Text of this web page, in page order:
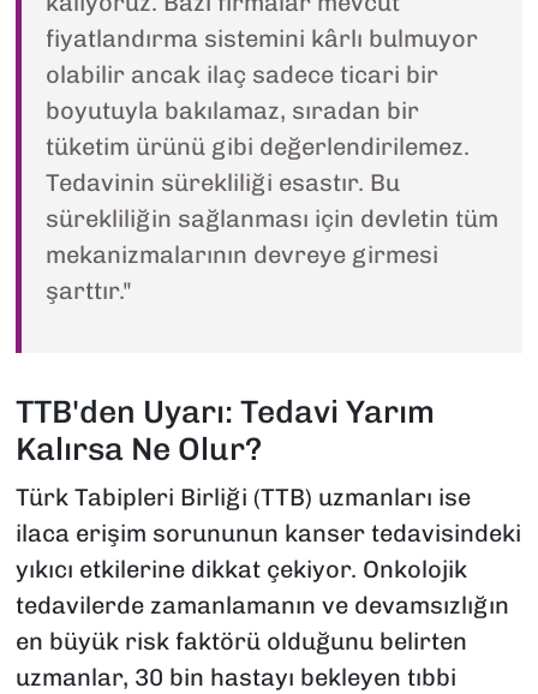
fiyatlandırma sistemini kârlı bulmuyor
olabilir ancak ilaç sadece ticari bir
boyutuyla bakılamaz, sıradan bir
tüketim ürünü gibi değerlendirilemez.
Tedavinin sürekliliği esastır. Bu
sürekliliğin sağlanması için devletin tüm
mekanizmalarının devreye girmesi
şarttır."
TTB'den Uyarı: Tedavi Yarım
Kalırsa Ne Olur?
Türk Tabipleri Birliği (TTB) uzmanları ise
ilaca erişim sorununun kanser tedavisindeki
yıkıcı etkilerine dikkat çekiyor. Onkolojik
tedavilerde zamanlamanın ve devamsızlığın
en büyük risk faktörü olduğunu belirten
uzmanlar, 30 bin hastayı bekleyen tıbbi